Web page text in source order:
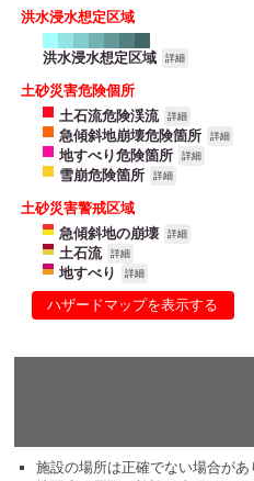
洪水浸水想定区域
洪水浸水想定区域 詳細
土砂災害危険個所
土石流危険渓流
詳細
急傾斜地崩壊危険箇所 詳細
地すべり危険箇所 詳細
雪崩危険箇所 詳細
土砂災害警戒区域
急傾斜地の崩壊
詳細
土石流 詳細
地すべり 詳細
ハザードマップを表示する
施設の場所は正確でない場合があ